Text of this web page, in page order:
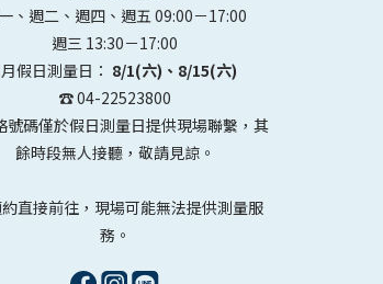
、週二、週四、週五 09:00－17:00
週三 13:30－17:00
假日測量日： 8/1(六)、8/15(六)
☎️ 04-22523800
號碼僅於假日測量日提供現場聯繫，其
餘時段無人接聽，敬請見諒。
約直接前往，現場可能無法提供測量服
務。